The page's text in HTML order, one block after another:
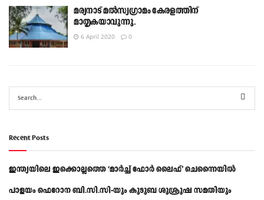
മര്യനാട് മല്‍സ്യഗ്രാമം കേരളത്തിന്
മാതൃകയാവുന്നു.
6 April 2020 0
Recent Posts
ഇന്ത്യയിലെ ഇക്കൊല്ലത്തെ ‘മാർച്ച് ഫോർ ലൈഫ്’ ചെന്നൈയിൽ
പാളയം ഫെറോന ബി.സി.സി-യും കുടുബ ശുശ്രൂഷ സമതിയും